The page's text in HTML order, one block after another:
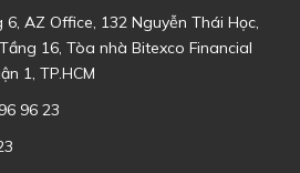
6, AZ Office, 132 Nguyễn Thái Học,
16, Tòa nhà Bitexco Financial
1, TP.HCM
96 23